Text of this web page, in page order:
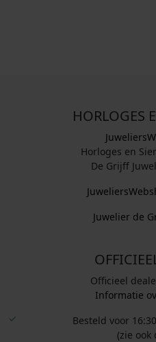
HORLOGES
Horloges en
De Grijff
Juwelier de
Officieel
Informatie
Besteld voor
(zie